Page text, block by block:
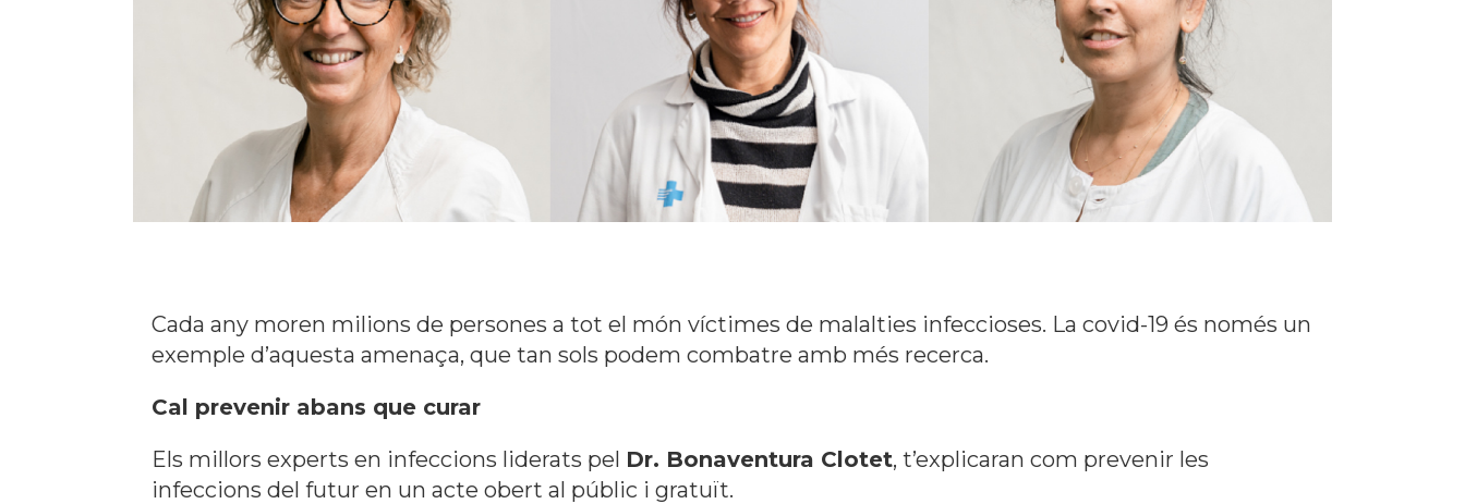
Cada any moren milions de persones a tot el món víctimes de malalties infeccioses. La covid-19 és només un
exemple d’aquesta amenaça, que tan sols podem combatre amb més recerca.
Cal prevenir abans que curar
Els millors experts en infeccions liderats pel Dr. Bonaventura Clotet, t’explicaran com prevenir les
infeccions del futur en un acte obert al públic i gratuït.